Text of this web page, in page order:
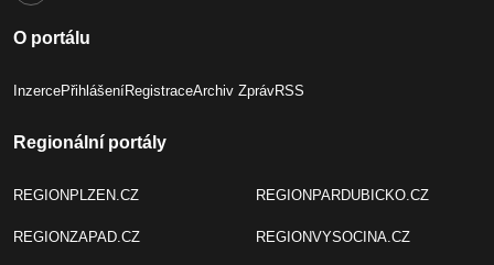
O portálu
InzercePřihlášeníRegistraceArchiv ZprávRSS
Regionální portály
REGIONPLZEN.CZ
REGIONZAPAD.CZ
REGIONPARDUBICKO.CZ
REGIONVYSOCINA.CZ